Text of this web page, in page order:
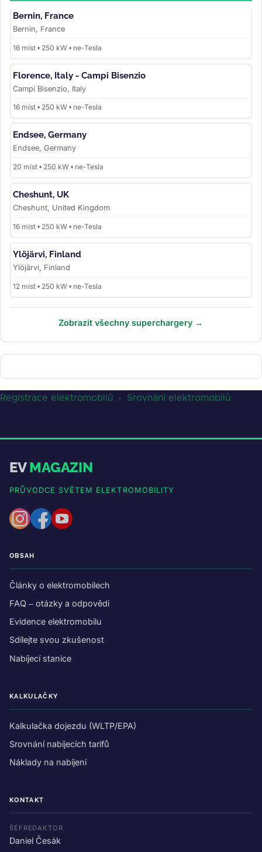
Bernin, France
Bernin, France
16 míst • 250 kW • ne-Tesla
Florence, Italy - Campi Bisenzio
Campi Bisenzio, Italy
16 míst • 250 kW • ne-Tesla
Endsee, Germany
Endsee, Germany
20 míst • 250 kW • ne-Tesla
Cheshunt, UK
Cheshunt, United Kingdom
16 míst • 250 kW • ne-Tesla
Ylöjärvi, Finland
Ylöjärvi, Finland
12 míst • 250 kW • ne-Tesla
Zobrazit všechny superchargery →
Registrace elektromobilů · Srovnání elektromobilů
EVMAGAZIN
PRŮVODCE SVĚTEM ELEKTROMOBILITY
OBSAH
Články o elektromobilech
FAQ – otázky a odpovědi
Evidence elektromobilu
Sdílejte svou zkušenost
Nabíjecí stanice
KALKULAČKY
Kalkulačka dojezdu (WLTP/EPA)
Srovnání nabíjecích tarifů
Náklady na nabíjení
KONTAKT
ŠÉFREDAKTOR
Daniel Česák